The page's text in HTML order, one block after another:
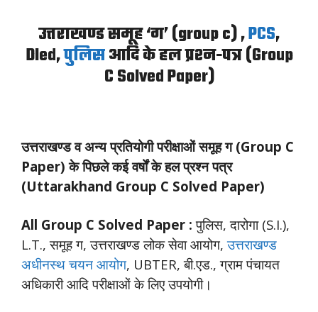
उत्तराखण्ड समूह ‘ग’ (group c) ,PCS,
Dled,पुलिसआदि के हल प्रश्न-पत्र (Group
C Solved Paper)
उत्तराखण्ड व अन्य प्रतियोगी परीक्षाओं समूह ग (Group C
Paper) के पिछले कई वर्षों के हल प्रश्न पत्र
(Uttarakhand Group C Solved Paper)
All Group C Solved Paper :पुलिस, दारोगा (S.I.),
L.T., समूह ग, उत्तराखण्ड लोक सेवा आयोग,उत्तराखण्ड
अधीनस्थ चयन आयोग, UBTER, बी.एड., ग्राम पंचायत
अधिकारी आदि परीक्षाओं के लिए उपयोगी।